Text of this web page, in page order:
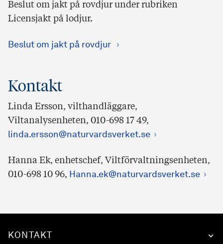
Beslut om jakt på rovdjur under rubriken
Licensjakt på lodjur.
Beslut om jakt på rovdjur
Kontakt
Linda Ersson, vilthandläggare,
Viltanalysenheten, 010-698 17 49,
linda.ersson@naturvardsverket.se
Hanna Ek, enhetschef, Viltförvaltningsenheten,
010-698 10 96, Hanna.ek@naturvardsverket.se
KONTAKT